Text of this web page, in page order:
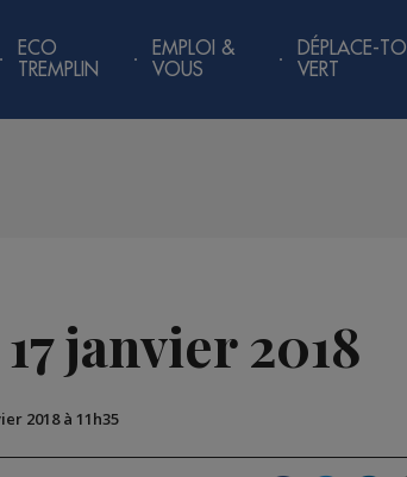
ECO
TREMPLIN
EMPLOI &
VOUS
DÉPLACE-TOI
VERT
janvier 2018
2018 à 11h35